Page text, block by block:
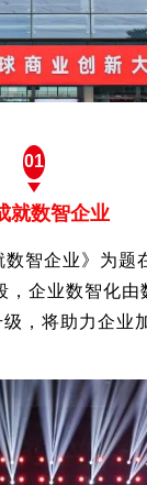
01
就数智企业
智企业》为题
企业数智化
，将助力企业